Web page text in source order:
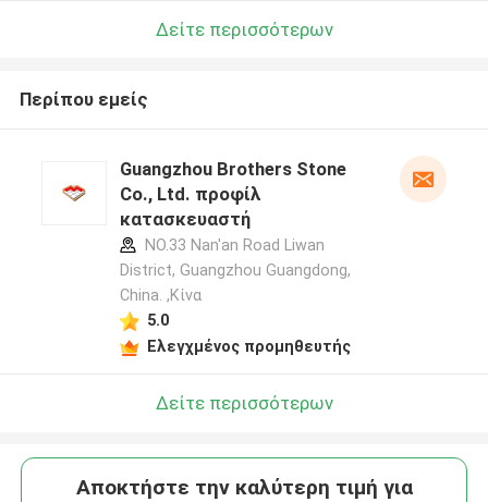
Δείτε περισσότερων
Περίπου εμείς
Guangzhou Brothers Stone
Co., Ltd. προφίλ
κατασκευαστή
NO.33 Nan'an Road Liwan
District, Guangzhou Guangdong,
China. ,Κίνα
5.0
Ελεγχμένος προμηθευτής
Δείτε περισσότερων
Αποκτήστε την καλύτερη τιμή για